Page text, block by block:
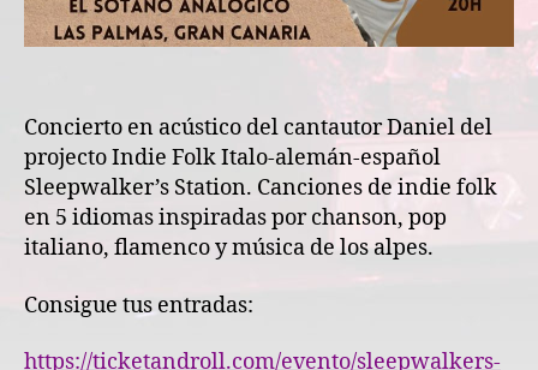
Concierto en acústico del cantautor Daniel del
projecto Indie Folk Italo-alemán-español
Sleepwalker’s Station. Canciones de indie folk
en 5 idiomas inspiradas por chanson, pop
italiano, flamenco y música de los alpes.
Consigue tus entradas:
https://ticketandroll.com/evento/sleepwalkers-